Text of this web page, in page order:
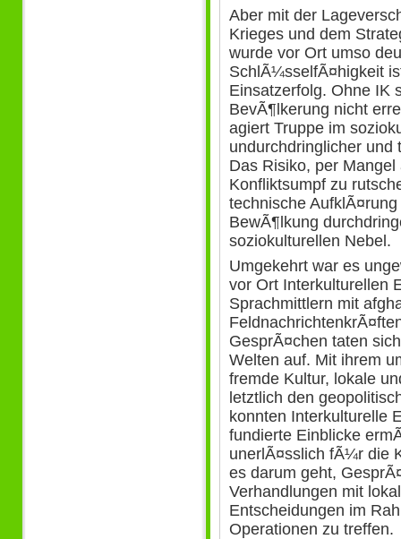
Aber mit der
Krieges und dem
wurde vor Ort umso
SchlÃ¼sselfÃ¤higkeit
Einsatzerfolg. Ohne IK
BevÃ¶lkerung nicht
agiert Truppe im
undurchdringlicher
Das Risiko, per
Konfliktsumpf zu
technische
BewÃ¶lkung
soziokulturellen Nebel.
Umgekehrt war es
vor Ort Interkulturellen
Sprachmittlern mit
GesprÃ¤chen taten
Welten auf. Mit ihrem
fremde Kultur, lokale
letztlich den
konnten Interkulturelle
fundierte Einblicke
unerlÃ¤sslich fÃ¼r die
es darum geht,
Verhandlungen mit
Entscheidungen im
Operationen zu treffen.